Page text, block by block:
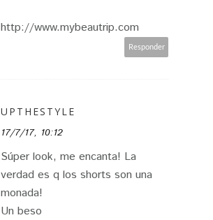
http://www.mybeautrip.com
Responder
UPTHESTYLE
17/7/17, 10:12
Súper look, me encanta! La
verdad es q los shorts son una
monada!
Un beso